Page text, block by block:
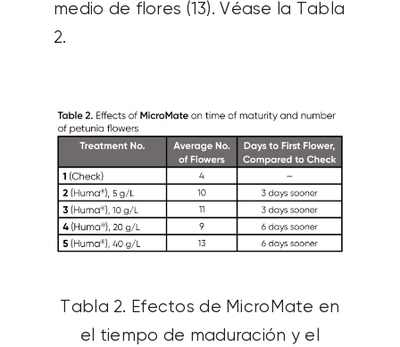
medio de flores (13). Véase la Tabla
2.
Tabla 2. Efectos de MicroMate en
el tiempo de maduración y el